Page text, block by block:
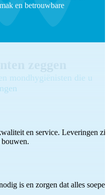
en betrouwbare
mondhygiënisten die u
en service. Leveringen
is en zorgen dat alles